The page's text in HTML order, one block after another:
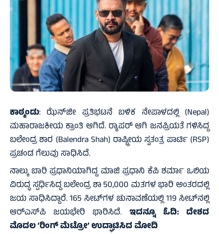
ಕಾಠ್ಮಂಡು: ಝೆನ್‌ಜೀ ಪ್ರತಿಭಟನೆ ಬಳಿಕ ನೇಪಾಳದಲ್ಲಿ (Nepal)
ಮಹಾರಾಜಕೀಯ ಕ್ರಾಂತಿ ಆಗಿದೆ. ರ‍್ಯಾಪರ್ ಆಗಿ ಜನಪ್ರಿಯತೆ ಗಳಿಸಿದ್ದ
ಬಲೇಂದ್ರ ಶಾರ (Balendra Shah) ರಾಷ್ಟ್ರೀಯ ಸ್ವತಂತ್ರ ಪಾರ್ಟಿ (RSP)
ಪ್ರಚಂಡ ಗೆಲುವು ಸಾಧಿಸಿದೆ.
ನಾಲ್ಕು ಬಾರಿ ಪ್ರಧಾನಿಯಾಗಿದ್ದ ಮಾಜಿ ಪ್ರಧಾನಿ ಕೆಪಿ ಶರ್ಮಾ ಒಲಿಯ
ವಿರುದ್ಧ ಸ್ಪರ್ಧಿಸಿದ್ದ ಬಲೇಂದ್ರ ಶಾ 50,000 ಮತಗಳ ಭಾರಿ ಅಂತರದಲ್ಲಿ
ಜಯ ಸಾಧಿಸಿದ್ದಾರೆ. 165 ಸೀಟ್‌ಗಳ ಚುನಾವಣೆಯಲ್ಲಿ 119 ಸೀಟ್‌ನಲ್ಲಿ
ಆರ್‌ಎಸ್‌ಪಿ ಜಯಭೇರಿ ಭಾರಿಸಿದೆ. ಇದನ್ನೂ ಓದಿ:ದೇಶದ
ಮೊದಲ ‘ರಿಂಗ್ ಮೆಟ್ರೋ’ ಉದ್ಘಾಟಿಸಿದ ಮೋದಿ